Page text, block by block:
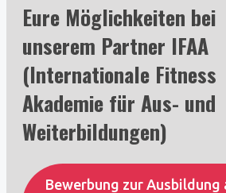
Eure Möglichkeiten bei
unserem Partner IFAA
(Internationale Fitness
Akademie für Aus- und
Weiterbildungen)
Bewerbung zur Ausbildung